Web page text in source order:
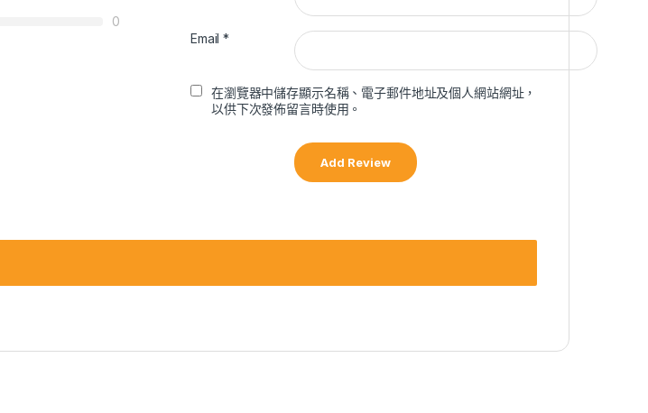
0
Email*
在瀏覽器中儲存顯示名稱、電子郵件地址及個人網站網址，
以供下次發佈留言時使用。